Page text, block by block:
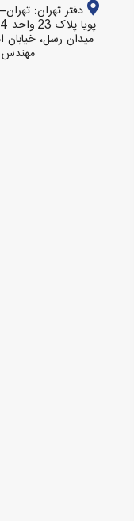
دفتر تهران:
مهندس